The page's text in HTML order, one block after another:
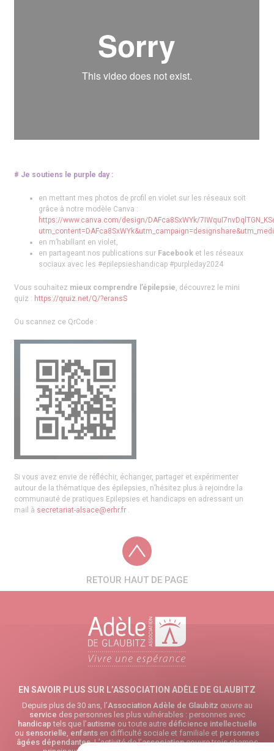
# Je soutiens le purple day :
en mettant mes photos de profil en violet sur les réseaux soit
grâce à notre modèle Canva :
https://www.canva.com/design/DAFca8SxWYk/
en m’habillant en violet,
en partageant nos publications sur Facebook et les réseaux
sociaux avec les #epilepsieshandicap #purpleday2024
Vous souhaitez mieux comprendre l’épilepsie, découvrez le mini
quiz : https://qruiz.net/Q/?eransS
Ou scannez ce QrCode :
Si vous avez envie de réfléchir, échanger, partager et expérimenter
autour de la thématique des épilepsies, n’hésitez plus à rejoindre la
communauté de pratiques Epilepsies et handicaps en adressant un
mail à secretariat-alsace@erhr.fr .
RETOUR HAUT DE PAGE
EN SAVOIR PLUS SUR L’ASSOCIATION ADÈLE DE GLAUBITZ
Depuis plus de 30 ans, l’Association Adèle de Glaubitz œuvre au
service des personnes les plus vulnérables : personnes avec
handicap tels que l’autisme ou toute autredéficience intellectuelle
ou sensorielle, enfants en difficulté sociale et familiale et personnes
âgées dépendantes. L’activité de l’associationcouvre trois champs